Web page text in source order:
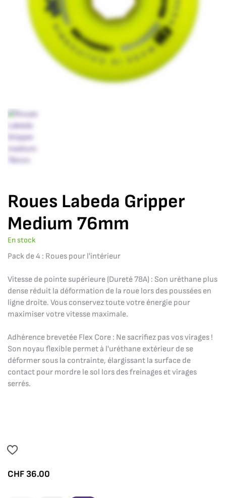
Roues Labeda Gripper
Medium 76mm
En stock
Pack de 4 : Roues pour l'intérieur
Vitesse de pointe supérieure (Dureté 78A) : Son uréthane plus
dense réduit la déformation de la roue lors des poussées en
ligne droite. Vous conservez toute votre énergie pour
maximiser votre vitesse maximale.
Adhérence brevetée Flex Core : Ne sacrifiez pas vos virages !
Son noyau flexible permet à l'uréthane extérieur de se
déformer sous la contrainte, élargissant la surface de
contact pour mordre le sol lors des freinages et virages
serrés.
CHF 36.00